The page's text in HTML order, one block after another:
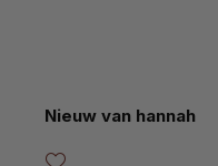
Productgalerij overslaan
Nieuw van hannah